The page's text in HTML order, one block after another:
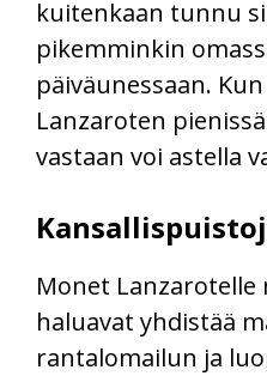
kuitenkaan tunnu
pikemminkin
päiväunessaan.
Lanzaroten
vastaan voi astella
Monet
haluavat yhdistää
rantalomailun ja